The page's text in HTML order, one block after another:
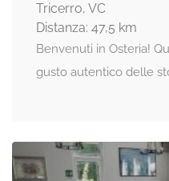
Tricerro, VC
Distanza: 47,5 km
Benvenuti in Osteria!
gusto autentico delle